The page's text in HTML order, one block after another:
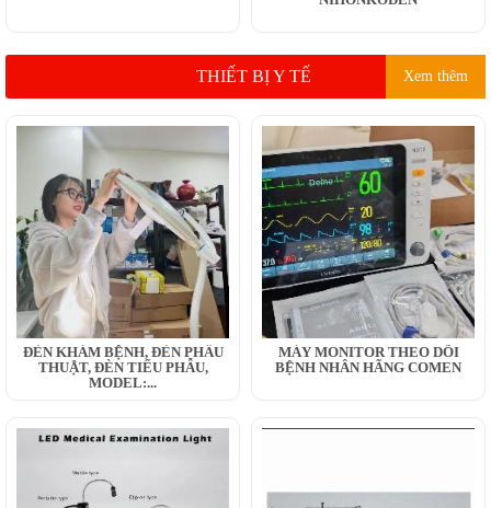
THIẾT BỊ Y TẾ Xem thêm
ĐÈN KHÁM BỆNH, ĐÈN PHẪU
THUẬT, ĐÈN TIỂU PHẪU,
MODEL:...
MÁY MONITOR THEO DÕI
BỆNH NHÂN HÃNG COMEN